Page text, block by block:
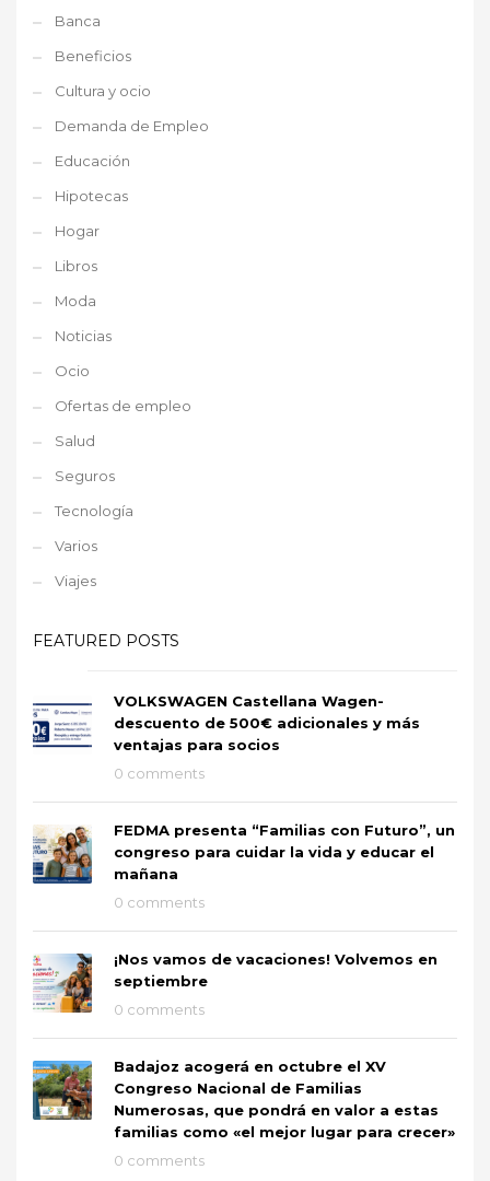
Banca
Beneficios
Cultura y ocio
Demanda de Empleo
Educación
Hipotecas
Hogar
Libros
Moda
Noticias
Ocio
Ofertas de empleo
Salud
Seguros
Tecnología
Varios
Viajes
FEATURED POSTS
VOLKSWAGEN Castellana Wagen-
descuento de 500€ adicionales y más
ventajas para socios
0 comments
FEDMA presenta “Familias con Futuro”, un
congreso para cuidar la vida y educar el
mañana
0 comments
¡Nos vamos de vacaciones! Volvemos en
septiembre
0 comments
Badajoz acogerá en octubre el XV
Congreso Nacional de Familias
Numerosas, que pondrá en valor a estas
familias como «el mejor lugar para crecer»
0 comments